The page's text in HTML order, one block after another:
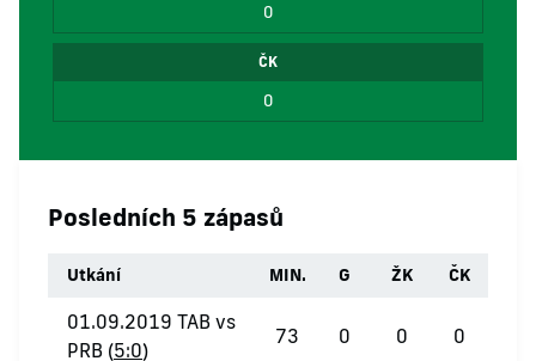
0
ČK
0
Posledních 5 zápasů
Utkání MIN. G ŽK ČK
01.09.2019 TAB vs
PRB (5:0)
73 0 0 0